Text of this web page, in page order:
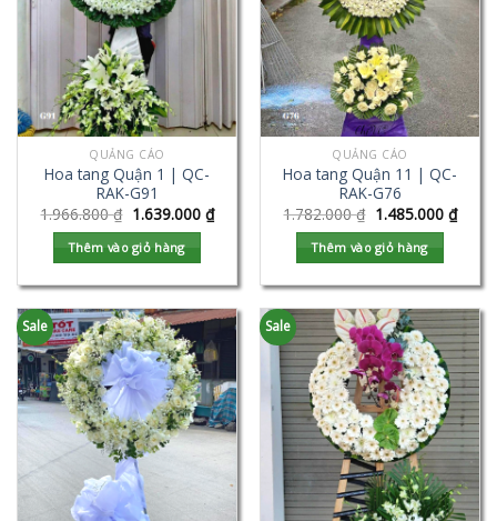
QUẢNG CÁO
Hoa tang Quận 1 | QC-
RAK-G91
1.966.800₫ 1.639.000 ₫
Thêm vào giỏ hàng
QUẢNG CÁO
Hoa tang Quận 11 | QC-
RAK-G76
1.782.000₫ 1.485.000 ₫
Thêm vào giỏ hàng
Sale Sale